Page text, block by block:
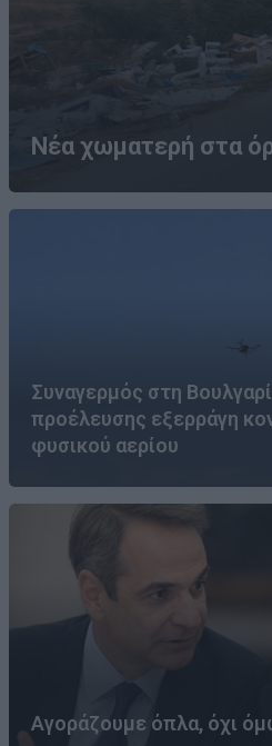
Νέα χωματερή στα
Συναγερμός στη
προέλευσης εξερράγη
φυσικού αερίου
Αγοράζουμε όπλα, όχι